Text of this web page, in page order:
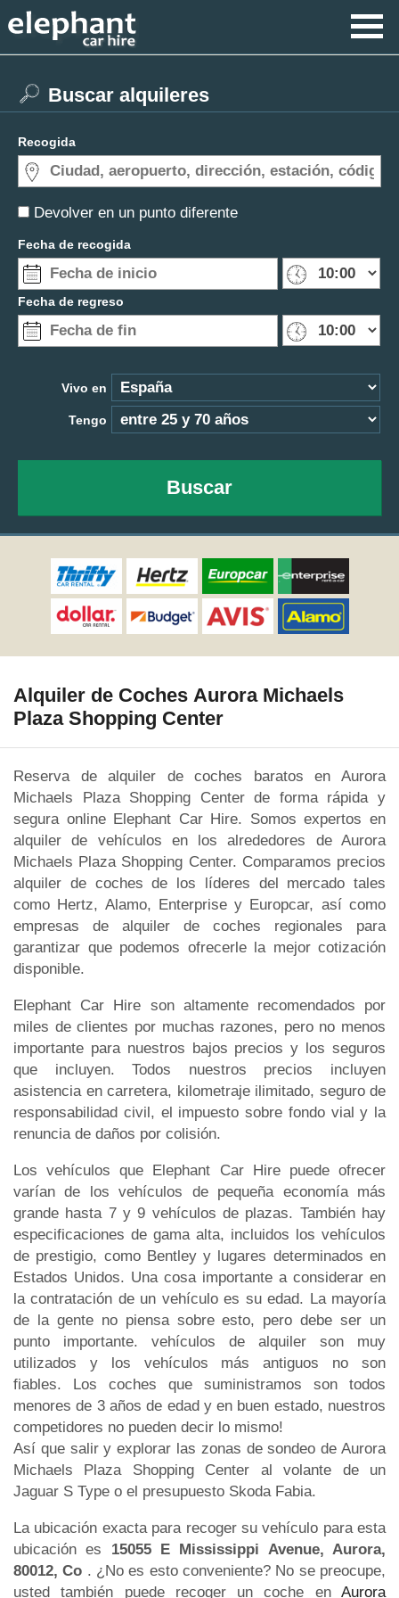
Devolver en un punto diferente
Buscar alquileres
Recogida
Fecha de recogida
Fecha de regreso
Vivo en
Tengo
Buscar
Alquiler de Coches Aurora Michaels
Plaza Shopping Center
Reserva de alquiler de coches baratos en Aurora
Michaels Plaza Shopping Center de forma rápida y
segura online Elephant Car Hire. Somos expertos en
alquiler de vehículos en los alrededores de Aurora
Michaels Plaza Shopping Center. Comparamos precios
alquiler de coches de los líderes del mercado tales
como Hertz, Alamo, Enterprise y Europcar, así como
empresas de alquiler de coches regionales para
garantizar que podemos ofrecerle la mejor cotización
disponible.
Elephant Car Hire son altamente recomendados por
miles de clientes por muchas razones, pero no menos
importante para nuestros bajos precios y los seguros
que incluyen. Todos nuestros precios incluyen
asistencia en carretera, kilometraje ilimitado, seguro de
responsabilidad civil, el impuesto sobre fondo vial y la
renuncia de daños por colisión.
Los vehículos que Elephant Car Hire puede ofrecer
varían de los vehículos de pequeña economía más
grande hasta 7 y 9 vehículos de plazas. También hay
especificaciones de gama alta, incluidos los vehículos
de prestigio, como Bentley y lugares determinados en
Estados Unidos. Una cosa importante a considerar en
la contratación de un vehículo es su edad. La mayoría
de la gente no piensa sobre esto, pero debe ser un
punto importante. vehículos de alquiler son muy
utilizados y los vehículos más antiguos no son
fiables. Los coches que suministramos son todos
menores de 3 años de edad y en buen estado, nuestros
competidores no pueden decir lo mismo!
Así que salir y explorar las zonas de sondeo de Aurora
Michaels Plaza Shopping Center al volante de un
Jaguar S Type o el presupuesto Skoda Fabia.
La ubicación exacta para recoger su vehículo para esta
ubicación es 15055 E Mississippi Avenue, Aurora,
80012, Co . ¿No es esto conveniente? No se preocupe,
usted también puede recoger un coche en Aurora